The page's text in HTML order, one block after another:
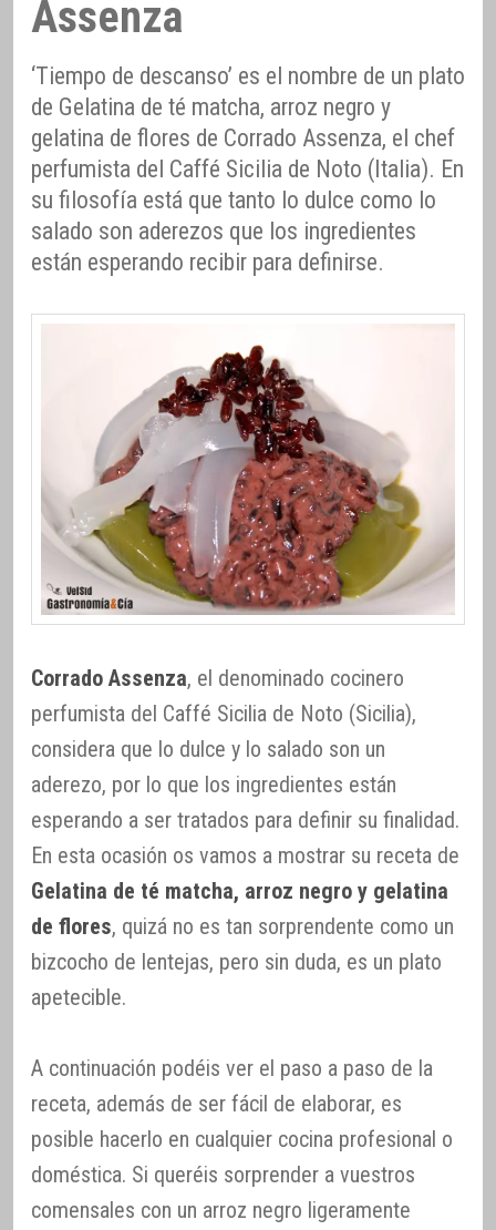
Assenza
‘Tiempo de descanso’ es el nombre de un plato
de Gelatina de té matcha, arroz negro y
gelatina de flores de Corrado Assenza, el chef
perfumista del Caffé Sicilia de Noto (Italia). En
su filosofía está que tanto lo dulce como lo
salado son aderezos que los ingredientes
están esperando recibir para definirse.
Corrado Assenza, el denominado cocinero
perfumista del Caffé Sicilia de Noto (Sicilia),
considera que lo dulce y lo salado son un
aderezo, por lo que los ingredientes están
esperando a ser tratados para definir su finalidad.
En esta ocasión os vamos a mostrar su receta de
Gelatina de té matcha, arroz negro y gelatina
de flores, quizá no es tan sorprendente como un
bizcocho de lentejas, pero sin duda, es un plato
apetecible.
A continuación podéis ver el paso a paso de la
receta, además de ser fácil de elaborar, es
posible hacerlo en cualquier cocina profesional o
doméstica. Si queréis sorprender a vuestros
comensales con un arroz negro ligeramente